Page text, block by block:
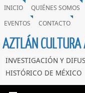
INICIO QUIÉNES SOMOS
EVENTOS
CONTACTO
AZTLÁN CULTURA
INVESTIGACIÓN Y
HISTÓRICO DE MÉXICO